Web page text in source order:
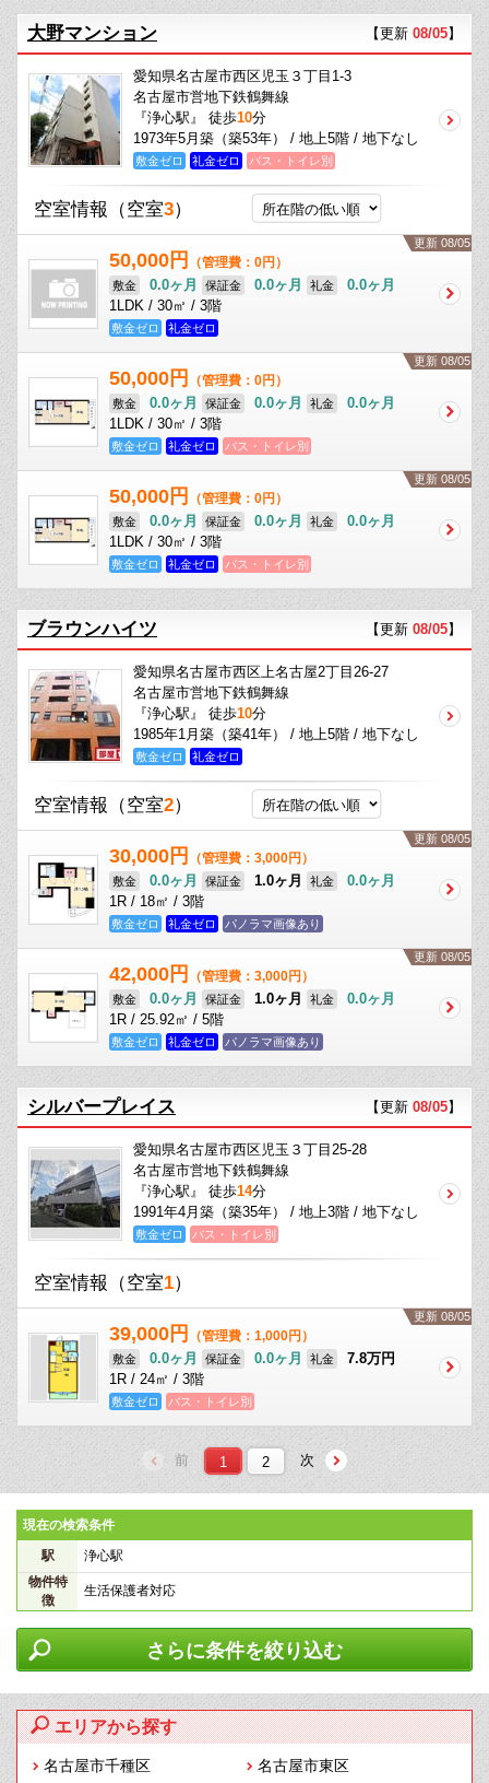
大野マンション 【更新 08/05】
愛知県名古屋市西区児玉３丁目1-3
名古屋市営地下鉄鶴舞線
『浄心駅』 徒歩10分
1973年5月築（築53年） / 地上5階 / 地下なし
敷金ゼロ 礼金ゼロ バス・トイレ別
空室情報 （空室3）
更新 08/05
50,000円 （管理費：0円）
敷金 0.0ヶ月 保証金 0.0ヶ月 礼金
0.0ヶ月
1LDK / 30㎡ / 3階
敷金ゼロ 礼金ゼロ
更新 08/05
50,000円 （管理費：0円）
敷金 0.0ヶ月 保証金 0.0ヶ月 礼金
0.0ヶ月
1LDK / 30㎡ / 3階
敷金ゼロ 礼金ゼロ バス・トイレ別
更新 08/05
50,000円 （管理費：0円）
敷金 0.0ヶ月 保証金 0.0ヶ月 礼金
0.0ヶ月
1LDK / 30㎡ / 3階
敷金ゼロ 礼金ゼロ バス・トイレ別
ブラウンハイツ 【更新 08/05】
愛知県名古屋市西区上名古屋2丁目26-27
名古屋市営地下鉄鶴舞線
『浄心駅』 徒歩10分
1985年1月築（築41年） / 地上5階 / 地下なし
敷金ゼロ 礼金ゼロ
空室情報 （空室2）
更新 08/05
30,000円 （管理費：3,000円）
敷金 0.0ヶ月 保証金 1.0ヶ月 礼金
0.0ヶ月
1R / 18㎡ / 3階
敷金ゼロ 礼金ゼロ パノラマ画像あり
更新 08/05
42,000円 （管理費：3,000円）
敷金 0.0ヶ月 保証金 1.0ヶ月 礼金
0.0ヶ月
1R / 25.92㎡ / 5階
敷金ゼロ 礼金ゼロ パノラマ画像あり
シルバープレイス 【更新 08/05】
愛知県名古屋市西区児玉３丁目25-28
名古屋市営地下鉄鶴舞線
『浄心駅』 徒歩14分
1991年4月築（築35年） / 地上3階 / 地下なし
敷金ゼロ バス・トイレ別
空室情報 （空室1）
更新 08/05
39,000円 （管理費：1,000円）
敷金 0.0ヶ月 保証金 0.0ヶ月 礼金
7.8万円
1R / 24㎡ / 3階
敷金ゼロ バス・トイレ別
前 1 2 次
現在の検索条件
駅
浄心駅
物件特
徴
生活保護者対応
さらに条件を絞り込む
エリアから探す
名古屋市千種区
名古屋市東区